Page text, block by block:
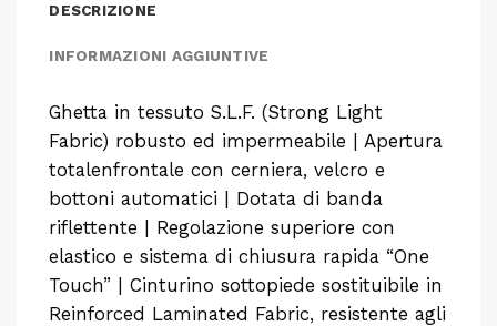
DESCRIZIONE
INFORMAZIONI AGGIUNTIVE
Ghetta in tessuto S.L.F. (Strong Light
Fabric) robusto ed impermeabile | Apertura
totalenfrontale con cerniera, velcro e
bottoni automatici | Dotata di banda
riflettente | Regolazione superiore con
elastico e sistema di chiusura rapida “One
Touch” | Cinturino sottopiede sostituibile in
Reinforced Laminated Fabric, resistente agli